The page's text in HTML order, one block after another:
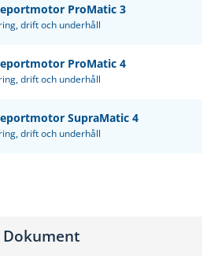
ProMatic 3
drift och underhåll
ProMatic 4
drift och underhåll
SupraMatic 4
drift och underhåll
Dokument